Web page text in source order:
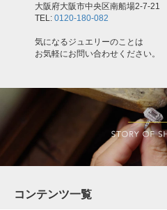
大阪府大阪市中央区南船場2-7-21
TEL: 0120-180-082
気になるジュエリーのことは
お気軽にお問い合わせください。
コンテンツ一覧